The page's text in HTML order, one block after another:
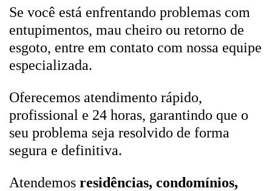
Se você está enfrentando problemas com
entupimentos, mau cheiro ou retorno de
esgoto, entre em contato com nossa equipe
especializada.
Oferecemos atendimento rápido,
profissional e 24 horas, garantindo que o
seu problema seja resolvido de forma
segura e definitiva.
Atendemos residências, condomínios,